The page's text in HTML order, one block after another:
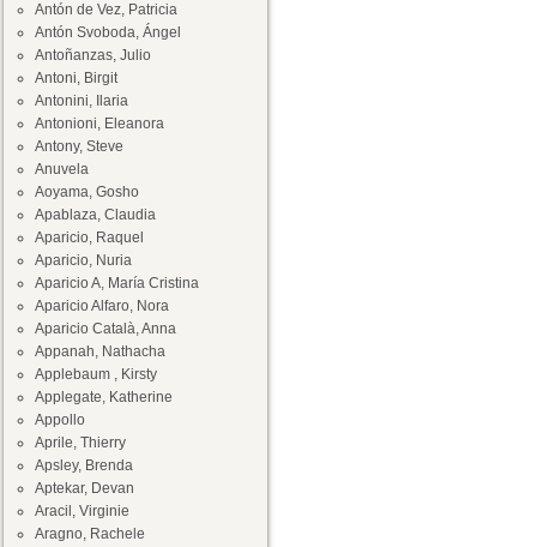
Antón de Vez, Patricia
Antón Svoboda, Ángel
Antoñanzas, Julio
Antoni, Birgit
Antonini, Ilaria
Antonioni, Eleanora
Antony, Steve
Anuvela
Aoyama, Gosho
Apablaza, Claudia
Aparicio, Raquel
Aparicio, Nuria
Aparicio A, María Cristina
Aparicio Alfaro, Nora
Aparicio Català, Anna
Appanah, Nathacha
Applebaum , Kirsty
Applegate, Katherine
Appollo
Aprile, Thierry
Apsley, Brenda
Aptekar, Devan
Aracil, Virginie
Aragno, Rachele